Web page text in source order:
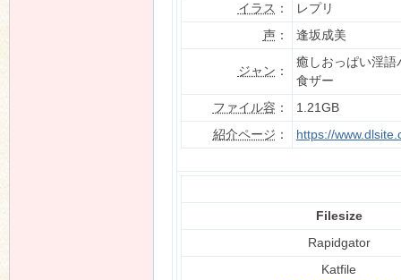
イラス ：
レプリ
声： 逢坂成美
ジャン ：
癒しおっぱい淫
食ザー
ファイル容 ：
1.21GB
紹介ページ ： https://
Filesize
Rapidgator
Katfile